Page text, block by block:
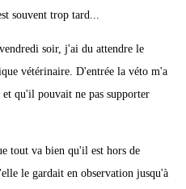
souvent trop tard...
soir, j'ai du attendre le
vétérinaire. D'entrée la véto m'a
qu'il pouvait ne pas supporter
tout va bien qu'il est hors de
le gardait en observation jusqu'à